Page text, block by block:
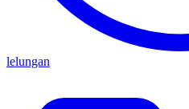
lelungan